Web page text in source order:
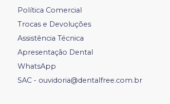
Política Comercial
Trocas e Devoluções
Assistência Técnica
Apresentação Dental
WhatsApp
SAC - ouvidoria@dentalfree.com.br